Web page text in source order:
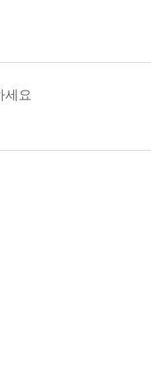
세션 일정을 변경해야 할
세요